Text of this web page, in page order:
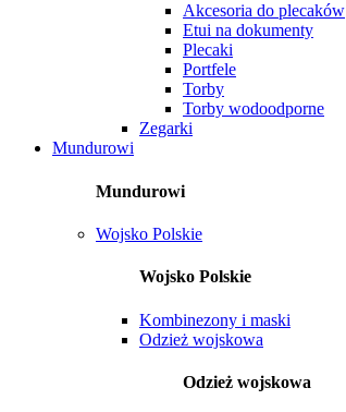
Akcesoria do plecaków
Etui na dokumenty
Plecaki
Portfele
Torby
Torby wodoodporne
Zegarki
Mundurowi
Mundurowi
Wojsko Polskie
Wojsko Polskie
Kombinezony i maski
Odzież wojskowa
Odzież wojskowa